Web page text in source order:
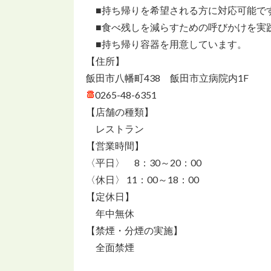
■持ち帰りを希望される方に対応可能で
■食べ残しを減らすための呼びかけを実
■持ち帰り容器を用意しています。
【住所】
飯田市八幡町438 飯田市立病院内1F
0265-48-6351
【店舗の種類】
レストラン
【営業時間】
〈平日〉 8：30～20：00
〈休日〉 11：00～18：00
【定休日】
年中無休
【禁煙・分煙の実施】
全面禁煙